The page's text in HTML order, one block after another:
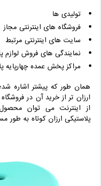
تولیدی ها
فروشگاه های اینترنتی مجاز
سایت های اینترنتی مرتبط
نمایندگی های فروش لوازم
مراکز پخش عمده چهارپایه
همان طور که پیشتر اشاره
ارزان تر از خرید آن در
از اینترنت می توان محصول
پلاستیکی ارزان کوتاه به طور